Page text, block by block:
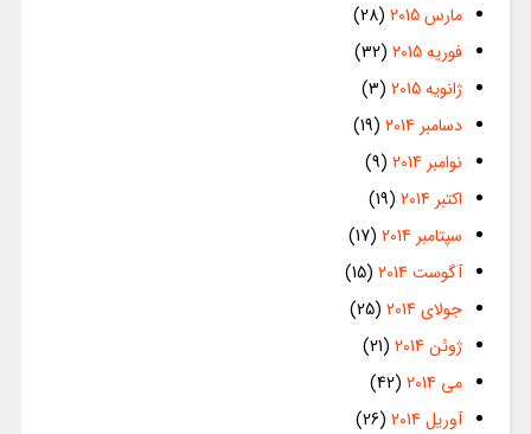
مارس 2015
(28)
فوریه 2015
(32)
ژانویه 2015
(3)
دسامبر 2014
(19)
نوامبر 2014
(9)
اکتبر 2014
(19)
سپتامبر 2014
(17)
آگوست 2014
(15)
جولای 2014
(25)
ژوئن 2014
(21)
می 2014
(42)
آوریل 2014
(26)